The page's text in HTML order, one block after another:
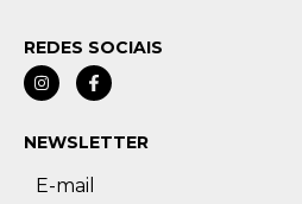
REDES SOCIAIS
NEWSLETTER